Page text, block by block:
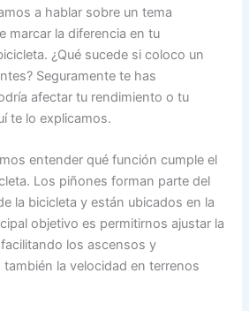
a hablar sobre un tema
marcar la diferencia en tu
¿Qué sucede si coloco un
Seguramente te has
afectar tu rendimiento o tu
te lo explicamos.
entender qué función cumple el
Los piñones forman parte del
la bicicleta y están ubicados en la
objetivo es permitirnos ajustar la
los ascensos y
la velocidad en terrenos